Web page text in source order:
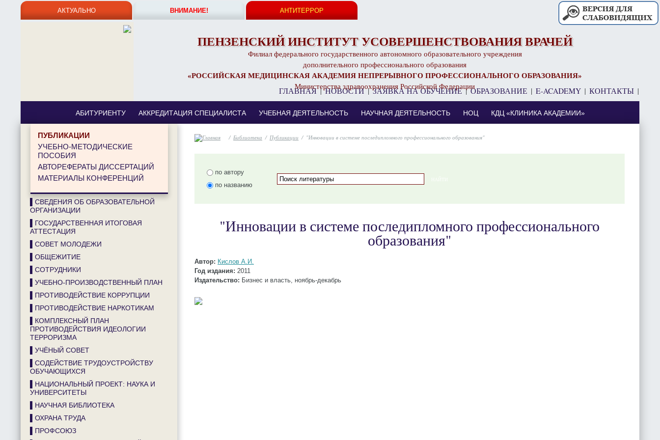
АКТУАЛЬНО ВНИМАНИЕ! АНТИТЕРРОР
ПЕНЗЕНСКИЙ ИНСТИТУТ УСОВЕРШЕНСТВОВАНИЯ ВРАЧЕЙ
Филиал федерального государственного автономного образовательного учреждения
дополнительного профессионального образования
«РОССИЙСКАЯ МЕДИЦИНСКАЯ АКАДЕМИЯ НЕПРЕРЫВНОГО ПРОФЕССИОНАЛЬНОГО ОБРАЗОВАНИЯ»
Министерства здравоохранения Российской Федерации
ГЛАВНАЯ |НОВОСТИ |ЗАЯВКА НА ОБУЧЕНИЕ |ОБРАЗОВАНИЕ | E-ACADEMY | КОНТАКТЫ |
АБИТУРИЕНТУ АККРЕДИТАЦИЯ СПЕЦИАЛИСТА УЧЕБНАЯ ДЕЯТЕЛЬНОСТЬ НАУЧНАЯ ДЕЯТЕЛЬНОСТЬ НОЦ КДЦ «КЛИНИКА АКАДЕМИИ»
/ Библиотека / Публикации / "Инновации в системе последипломного профессионального образования"
по автору
по названию
"Инновации в системе последипломного профессионального
образования"
Автор: Кислов А.И.
Год издания: 2011
Издательство: Бизнес и власть, ноябрь-декабрь
ПУБЛИКАЦИИ
УЧЕБНО-МЕТОДИЧЕСКИЕ
ПОСОБИЯ
АВТОРЕФЕРАТЫ ДИССЕРТАЦИЙ
МАТЕРИАЛЫ КОНФЕРЕНЦИЙ
▌СВЕДЕНИЯ ОБ ОБРАЗОВАТЕЛЬНОЙ
ОРГАНИЗАЦИИ
▌ГОСУДАРСТВЕННАЯ ИТОГОВАЯ
АТТЕСТАЦИЯ
▌СОВЕТ МОЛОДЕЖИ
▌ОБЩЕЖИТИЕ
▌СОТРУДНИКИ
▌УЧЕБНО-ПРОИЗВОДСТВЕННЫЙ ПЛАН
▌ПРОТИВОДЕЙСТВИЕ КОРРУПЦИИ
▌ПРОТИВОДЕЙСТВИЕ НАРКОТИКАМ
▌КОМПЛЕКСНЫЙ ПЛАН
ПРОТИВОДЕЙСТВИЯ ИДЕОЛОГИИ
ТЕРРОРИЗМА
▌УЧЁНЫЙ СОВЕТ
▌СОДЕЙСТВИЕ ТРУДОУСТРОЙСТВУ
ОБУЧАЮЩИХСЯ
▌НАЦИОНАЛЬНЫЙ ПРОЕКТ: НАУКА И
УНИВЕРСИТЕТЫ
▌НАУЧНАЯ БИБЛИОТЕКА
▌ОХРАНА ТРУДА
▌ПРОФСОЮЗ